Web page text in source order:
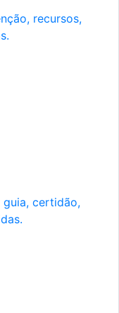
recursos,
certidão,